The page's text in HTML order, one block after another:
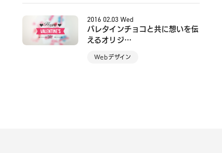
2016 02.03 Wed
バレタインチョコと共に想いを伝
えるオリジ…
Webデザイン